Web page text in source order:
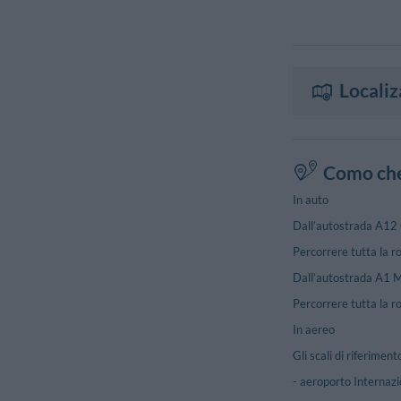
Como
In auto
Dall’autostrada
Percorrere tutta la
Dall’autostrada A1
Percorrere tutta la
In aereo
Gli scali di
- aeroporto